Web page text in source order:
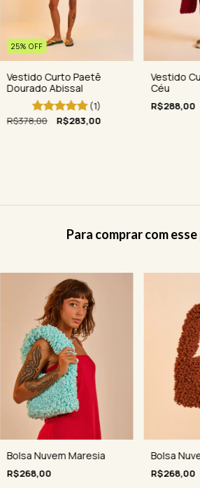
25% OFF
Vestido Curto Paetê
Dourado Abissal
(1)
R$378,00
R$283,00
Vestido
Céu
R$288,00
Para comprar com
Bolsa Nuvem Maresia
R$268,00
Bolsa
R$268,00